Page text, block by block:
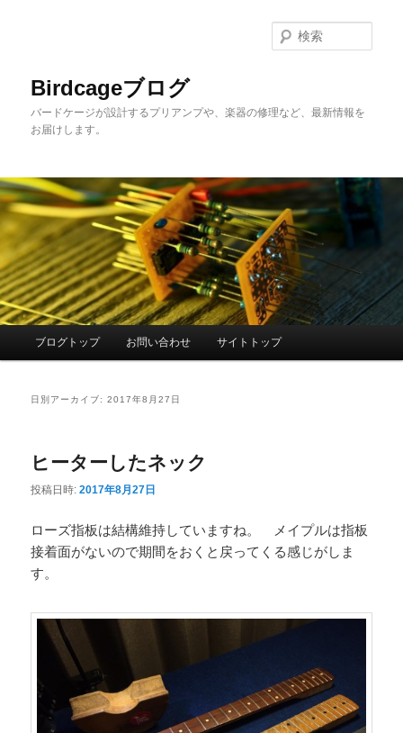
へ
移
動
移
動
Birdcageブログ
バードケージが設計するプリアンプや、楽器の修理など、最新情報を
お届けします。
索
イ
ブログトップ お問い合わせ サイトトップ
日別アーカイブ:2017年8月27日
ヒーターしたネック
投稿日時:2017年8月27日
ローズ指板は結構維持していますね。 メイプルは指板
接着面がないので期間をおくと戻ってくる感じがしま
す。